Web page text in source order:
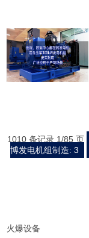
1010 条记录 1/85 页
博发电机组制造: 3
火爆设备